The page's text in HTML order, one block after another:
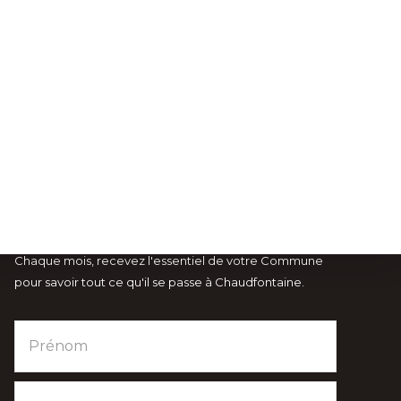
VISITCHAUDFONTAINE
Chaque mois, recevez l'essentiel de votre Commune
pour savoir tout ce qu'il se passe à Chaudfontaine.